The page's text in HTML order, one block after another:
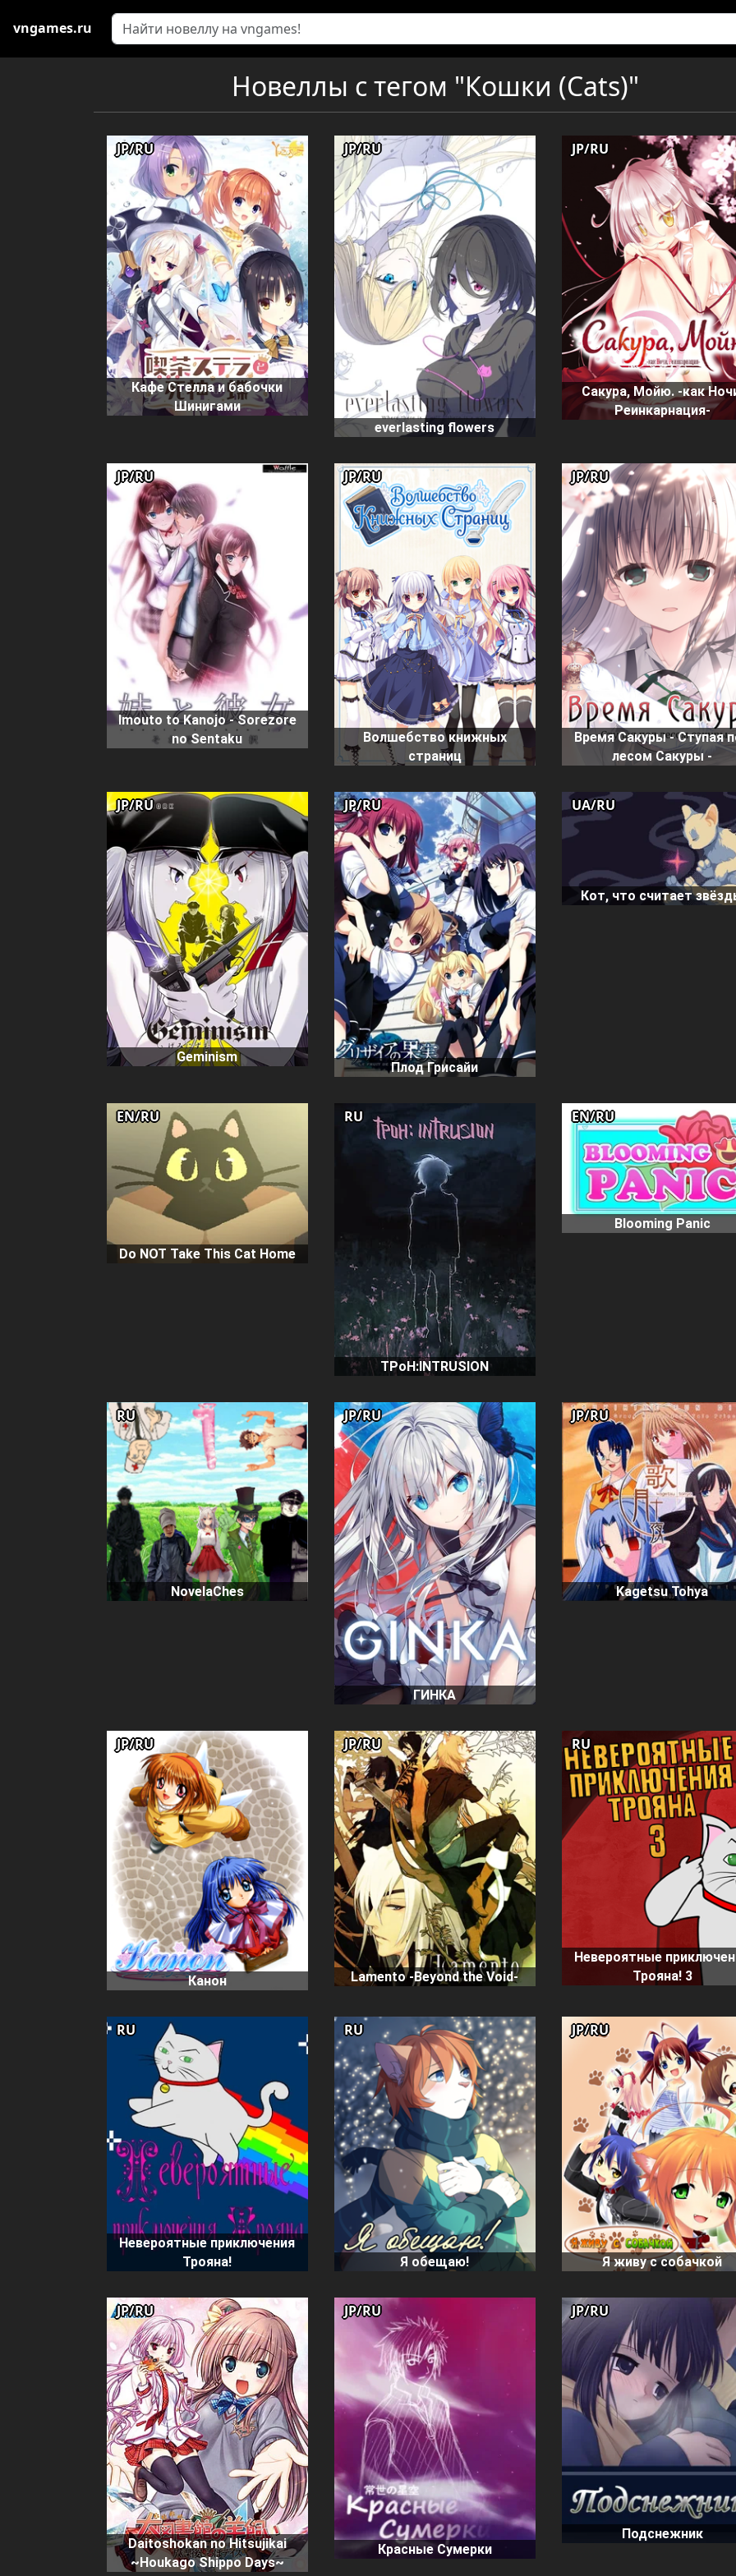
vngames.ru
Новеллы с тегом "Кошки (Cats)"
Кафе Стелла и бабочки
Шинигами
JP/RU
everlasting flowers
JP/RU
Сакура, Мойю. -как
Реинкарнация-
JP/RU
Imouto to Kanojo - Sorezore
no Sentaku
JP/RU
Волшебство книжных
страниц
JP/RU
Время Сакуры - Ступая
лесом Сакуры -
JP/RU
Geminism
JP/RU
Плод Грисайи
JP/RU
Кот, что считает
UA/RU
Do NOT Take This Cat Home
EN/RU
TPoH:INTRUSION
RU
Blooming Panic
EN/RU
NovelaChes
RU
ГИНКА
JP/RU
Kagetsu Tohya
JP/RU
Канон
JP/RU
Lamento -Beyond the Void-
JP/RU
Невероятные
Трояна! 3
RU
Невероятные приключения
Трояна!
RU
Я обещаю!
RU
Я живу с собачкой
JP/RU
Daitoshokan no Hitsujikai
~Houkago Shippo Days~
JP/RU
Красные Сумерки
JP/RU
Подснежник
JP/RU